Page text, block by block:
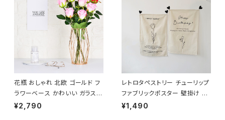
花瓶 おしゃれ 北欧 ゴールド フ
ラワーベース かわいい ガラス N
TFV002
¥2,790
レトロタペストリー チューリップ
ファブリックポスター 壁掛け T
PST001
¥1,490